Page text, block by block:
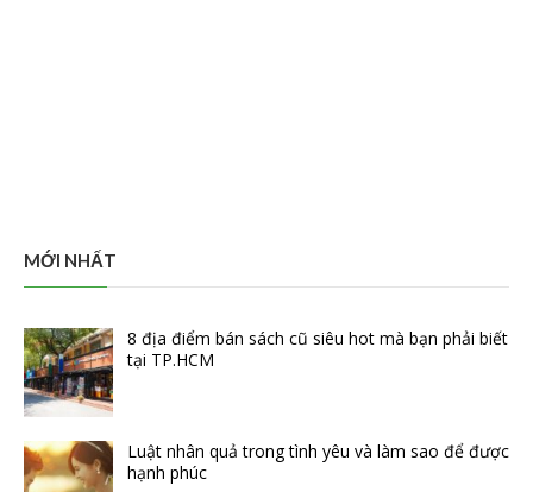
MỚI NHẤT
8 địa điểm bán sách cũ siêu hot mà bạn phải biết
tại TP.HCM
Luật nhân quả trong tình yêu và làm sao để được
hạnh phúc